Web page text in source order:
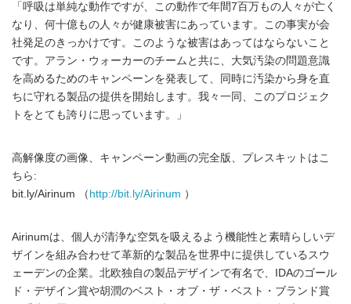
「呼吸は単純な動作ですが、この動作で年間7百万もの人々が亡く
なり、何十億もの人々が健康被害にあっています。この事実が会
社発足のきっかけです。このような被害はあってはならないこと
です。アラン・ウォーカーのチームと共に、大気汚染の問題意識
を高めるためのキャンペーンを発表して、同時に汚染から身を直
ちに守れる製品の提供を開始します。我々一同、このプロジェク
トをとても誇りに思っています。」
高解像度の画像、キャンペーン動画の完全版、プレスキットはこ
ちら:
bit.ly/Airinum （ http://bit.ly/Airinum ）
Airinumは、個人が清浄な空気を吸えるよう機能性と素晴らしいデ
ザインを組み合わせて革新的な製品を世界中に提供しているスウ
ェーデンの企業。北欧独自の製品デザインで有名で、IDAのゴール
ド・デザイン賞や胡潤のベスト・オブ・ザ・ベスト・ブランド賞